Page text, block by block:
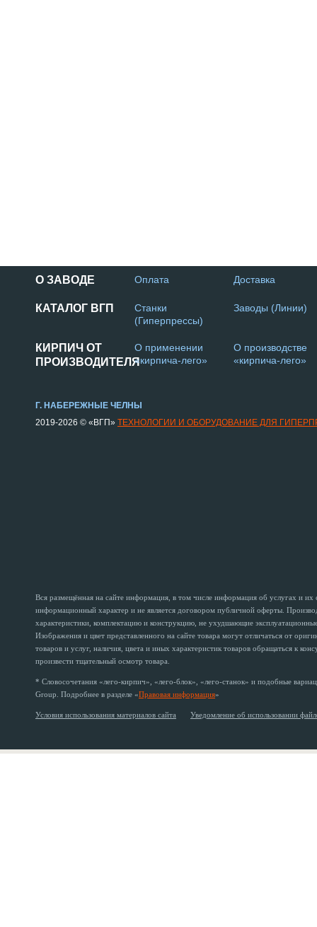
О ЗАВОДЕ Оплата Доставка
КАТАЛОГ ВГП
Станки
(Гиперпрессы)
Заводы (Линии)
КИРПИЧ ОТ
ПРОИЗВОДИТЕЛЯ
О применении
«кирпича-лего»
О производстве
«кирпича-лего»
Г. НАБЕРЕЖНЫЕ ЧЕЛНЫ
2019-2026 © «ВГП» ТЕХНОЛОГИИ И ОБОРУДОВАНИЕ ДЛЯ
Вся размещённая на сайте информация, в том числе информация об услугах и
информационный характер и не является договором публичной оферты.
характеристики, комплектацию и конструкцию, не ухудшающие
Изображения и цвет представленного на сайте товара могут отличаться от
товаров и услуг, наличия, цвета и иных характеристик товаров обращаться к
произвести тщательный осмотр товара.
* Словосочетания «лего-кирпич», «лего-блок», «лего-станок» и подобные
Group. Подробнее в разделе «Правовая информация»
Условия использования материалов сайта Уведомление об использовании